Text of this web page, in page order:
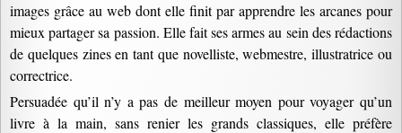
images grâce au web dont elle finit par apprendre les arcanes pour
mieux partager sa passion. Elle fait ses armes au sein des rédactions
de quelques zines en tant que novelliste, webmestre, illustratrice ou
correctrice.
Persuadée qu’il n’y a pas de meilleur moyen pour voyager qu’un
livre à la main, sans renier les grands classiques, elle préfère